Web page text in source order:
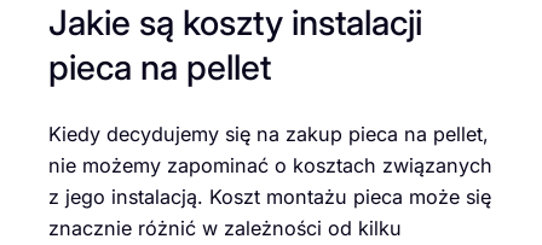
Jakie są koszty instalacji
pieca na pellet
Kiedy decydujemy się na zakup pieca na pellet,
nie możemy zapominać o kosztach związanych
z jego instalacją. Koszt montażu pieca może się
znacznie różnić w zależności od kilku